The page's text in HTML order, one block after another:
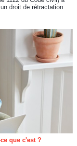
droit de rétractation
que c'est ?